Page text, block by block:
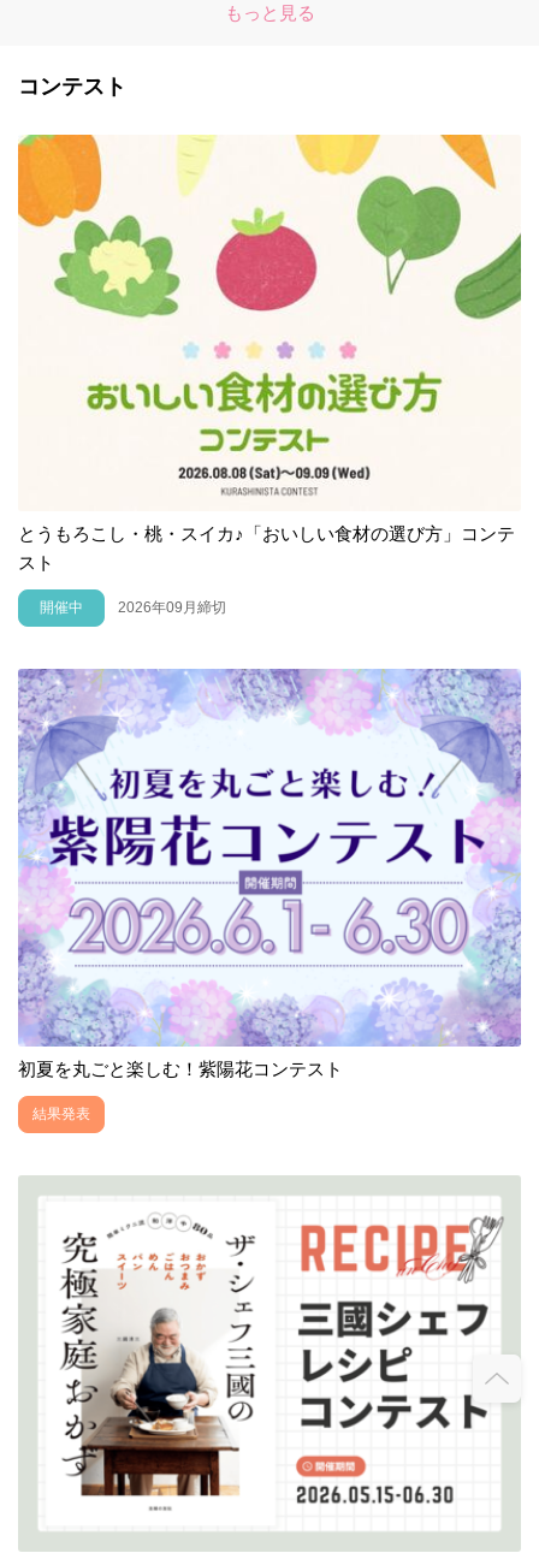
もっと見る
コンテスト
とうもろこし・桃・スイカ♪「おいしい食材の選び方」コンテ
スト
開催中 2026年09月締切
初夏を丸ごと楽しむ！紫陽花コンテスト
結果発表